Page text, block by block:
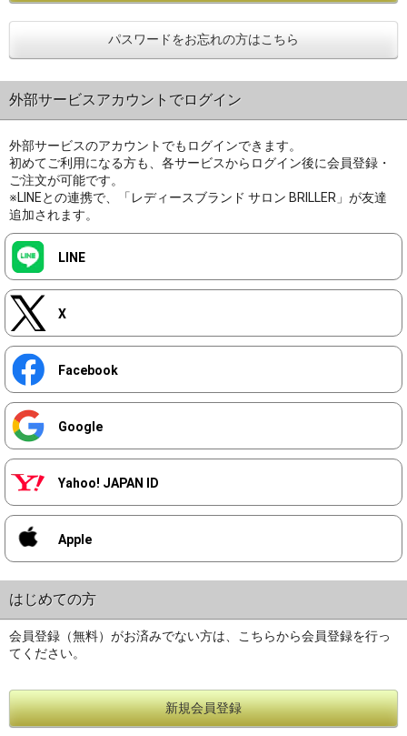
パスワードをお忘れの方はこちら
外部サービスアカウントでログイン
外部サービスのアカウントでもログインできます。
初めてご利用になる方も、各サービスからログイン後に会員登録・
ご注文が可能です。
※LINEとの連携で、「レディースブランド サロン BRILLER」が友達
追加されます。
LINE
X
Facebook
Google
Yahoo! JAPAN ID
Apple
はじめての方
会員登録（無料）がお済みでない方は、こちらから会員登録を行っ
てください。
新規会員登録